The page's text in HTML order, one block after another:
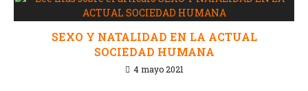
SEXO Y NATALIDAD EN LA ACTUAL
SOCIEDAD HUMANA
4 mayo 2021